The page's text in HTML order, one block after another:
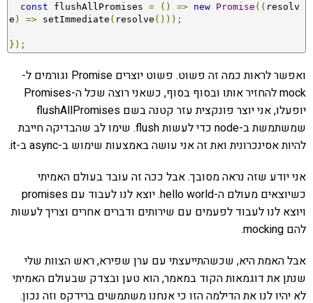
const flushAllPromises = () => new Promise (( resolv
e ) => setImmediate ( resolve ()));
});
ואפשר לראות כמה זה פשוט. פשוט יוצרים Promise וגורמים ל-
mock להחזיר אותו ובסוף בסוף, כשאני רוצה שכל ה-Promises
יופעלו, אני יוצר פונקצית עזר קטנה בשם flushAllPromises
שמשתמשת ב-node כדי לעשות flush. שימו לב שהבדיקה חייבת
להיות אסינכרונית ואת זה אני עושה באמצעות שימוש ב-async ב-it.
אני יודע שזה נראה מסובך. אבל ככה זה עובד בעולם האמיתי
כשיוצאים מעולם ה-hello world. יוצא לנו לעבוד עם promises
ויוצא לנו לעבוד לפעמים עם שירותים ודברים אחרים וצריך לעשות
להם mocking.
אבל האמת היא, שכשהתייעצתי עם ערן שפירא, ראש הצוות שלי
שנתן את דוגמאות הקוד במאמר, הוא טען ובצדק שבעולם האמיתי
לא יהיו לנו את הדילמה הזו כי אנחנו משתמשים ברידקס וזה נכון.